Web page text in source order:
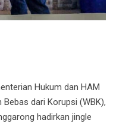
Hukum dan HAM
dari Korupsi (WBK),
hadirkan jingle